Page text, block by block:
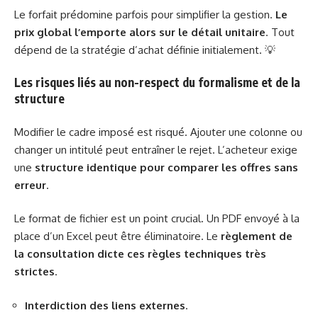
Le forfait prédomine parfois pour simplifier la gestion. Le
prix global l’emporte alors sur le détail unitaire. Tout
dépend de la stratégie d’achat définie initialement. 💡
Les risques liés au non-respect du formalisme et de la
structure
Modifier le cadre imposé est risqué. Ajouter une colonne ou
changer un intitulé peut entraîner le rejet. L’acheteur exige
une structure identique pour comparer les offres sans
erreur.
Le format de fichier est un point crucial. Un PDF envoyé à la
place d’un Excel peut être éliminatoire. Le règlement de
la consultation dicte ces règles techniques très
strictes.
Interdiction des liens externes.